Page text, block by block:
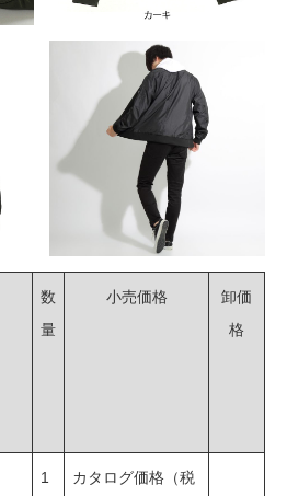
数
量
小売価格
卸価
格
1
カタログ価格（税